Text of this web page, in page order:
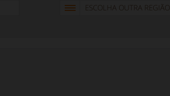
ESCOLHA OUTRA REGIÃO